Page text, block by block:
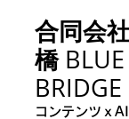
合同会
橋BLUE
BRIDGE
コンテンツｘAI